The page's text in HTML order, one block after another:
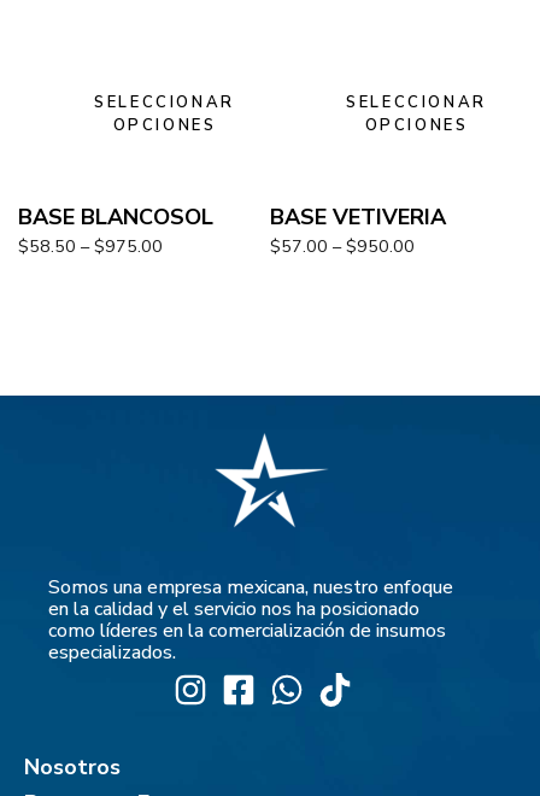
SELECCIONAR
OPCIONES
BASE BLANCOSOL
$58.50 – $975.00
SELECCIONAR
OPCIONES
BASE VETIVERIA
$57.00 – $950.00
Somos una empresa mexicana, nuestro enfoque
en la calidad y el servicio nos ha posicionado
como líderes en la comercialización de insumos
especializados.
Nosotros